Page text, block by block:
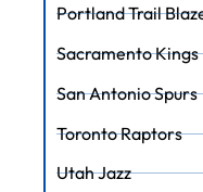
Portland Trail
Sacramento Kings
San Antonio Spurs
Toronto Raptors
Utah Jazz